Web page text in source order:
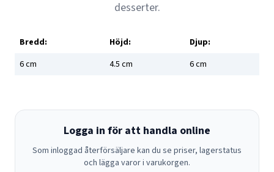
desserter.
Bredd: Höjd:
Djup:
6cm 4.5 cm 6cm
Logga in för att handla online
Som inloggad återförsäljare kan du se priser, lagerstatus
och lägga varor i varukorgen.